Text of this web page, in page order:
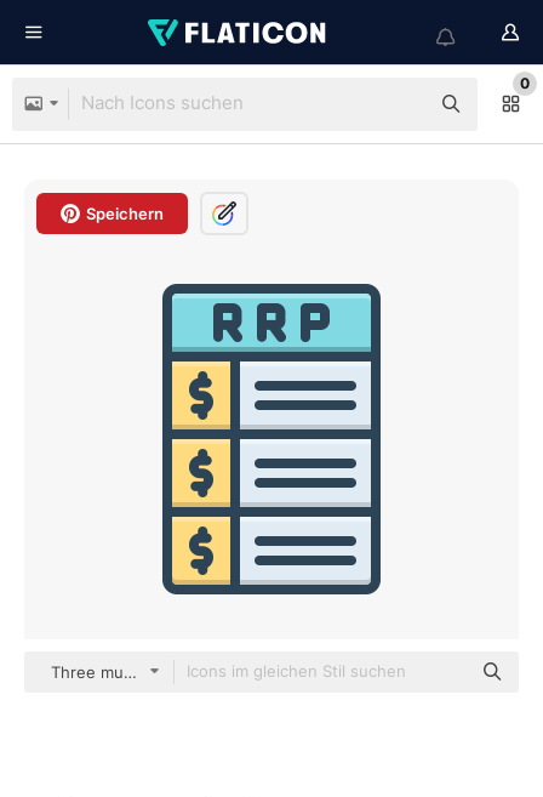
0
Speichern
Three musketeers color lineal-color